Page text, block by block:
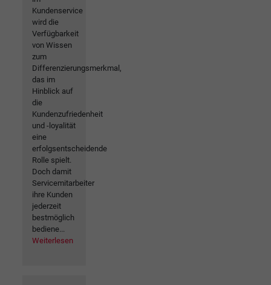
Kundenservice
wird die
Verfügbarkeit
von Wissen
zum
Differenzierungsmerkmal,
das im
Hinblick auf
die
Kundenzufriedenheit
und -loyalität
eine
erfolgsentscheidende
Rolle spielt.
Doch damit
Servicemitarbeiter
ihre Kunden
jederzeit
bestmöglich
bediene...
Weiterlesen